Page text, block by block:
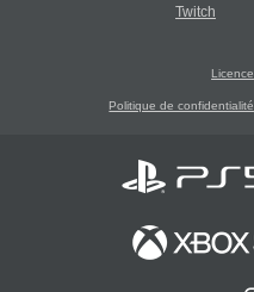
Twitch
Licence
Politique de confidentialité